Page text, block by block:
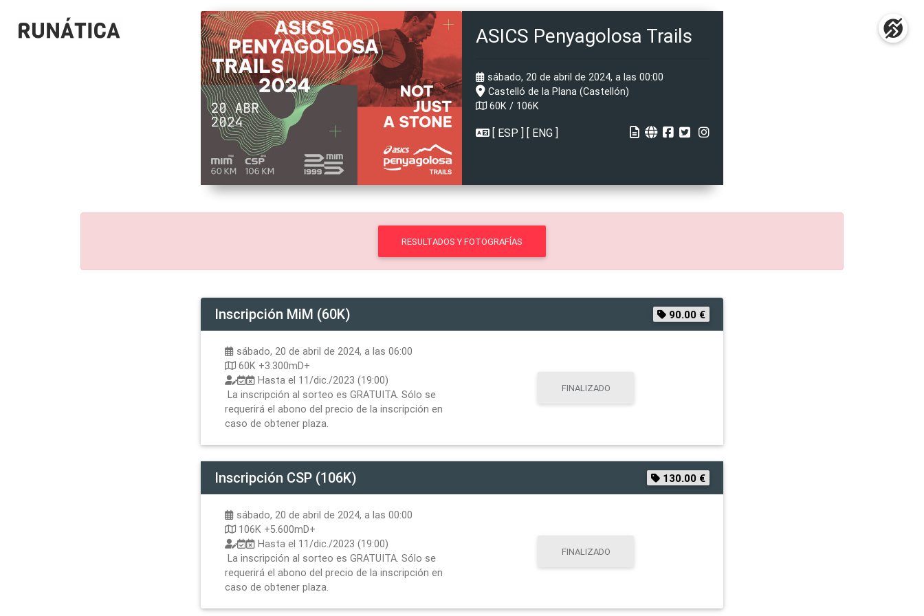
ASICS Penyagolosa Trails
sábado, 20 de abril de 2024, a las 00:00
Castelló de la Plana (Castellón)
60K / 106K
[ ESP ] [ ENG ]
RESULTADOS Y FOTOGRAFÍAS
Inscripción MiM (60K) 90.00 €
sábado, 20 de abril de 2024, a las 06:00
60K +3.300mD+
Hasta el 11/dic./2023 (19:00)
La inscripción al sorteo es GRATUITA. Sólo se
requerirá el abono del precio de la inscripción en
caso de obtener plaza.
FINALIZADO
Inscripción CSP (106K) 130.00 €
sábado, 20 de abril de 2024, a las 00:00
106K +5.600mD+
Hasta el 11/dic./2023 (19:00)
La inscripción al sorteo es GRATUITA. Sólo se
requerirá el abono del precio de la inscripción en
caso de obtener plaza.
FINALIZADO